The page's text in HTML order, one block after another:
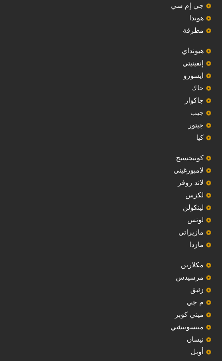
جي إم سي
هوندا
مطرقة
هيونداي
إنفينيتي
‏ايسوزو‏
‏جاك‏
جاكوار
جيب
‏جيتور‏
كيا
‏كونيجسيج‏
لامبورغيني
لاند روفر
لكزس
لينكولن
‏لوتس‏
مازيراتي
مازدا
مكلارين
مرسيدس
‏زئبق‏
م جي
ميني كوبر
ميتسوبيشي
نيسان
أوبل